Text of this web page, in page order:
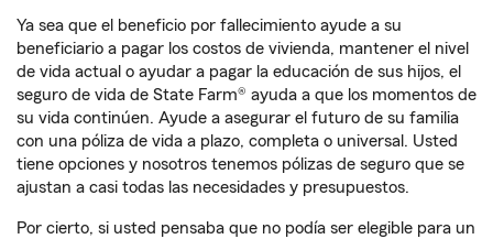
Ya sea que el beneficio por fallecimiento ayude a su
beneficiario a pagar los costos de vivienda, mantener el nivel
de vida actual o ayudar a pagar la educación de sus hijos, el
seguro de vida de State Farm® ayuda a que los momentos de
su vida continúen. Ayude a asegurar el futuro de su familia
con una póliza de vida a plazo, completa o universal. Usted
tiene opciones y nosotros tenemos pólizas de seguro que se
ajustan a casi todas las necesidades y presupuestos.
Por cierto, si usted pensaba que no podía ser elegible para un